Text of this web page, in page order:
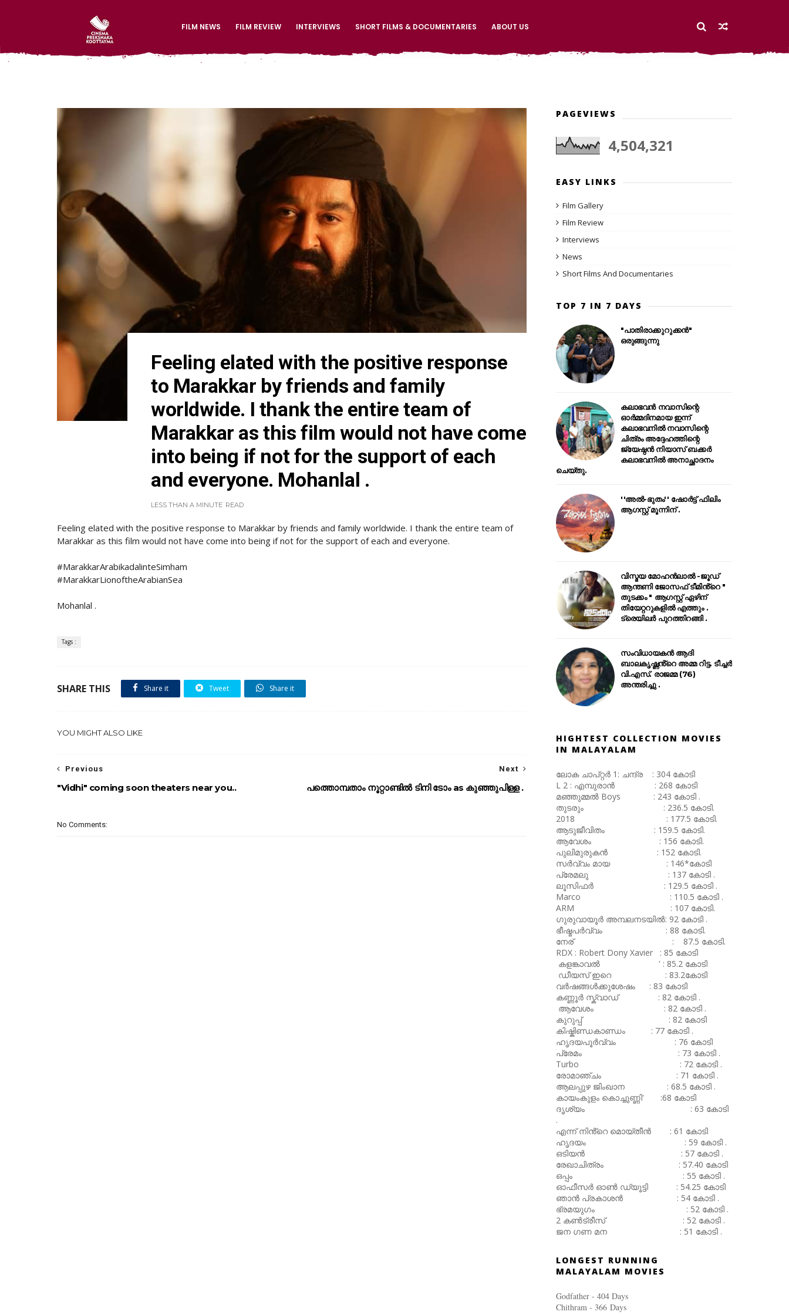
FILM NEWS FILM REVIEW INTERVIEWS SHORT FILMS & DOCUMENTARIES ABOUT US
Feeling elated with the positive response
to Marakkar by friends and family
worldwide. I thank the entire team of
Marakkar as this film would not have come
into being if not for the support of each
and everyone. Mohanlal .
LESS THAN A MINUTE READ
Feeling elated with the positive response to Marakkar by friends and family worldwide. I thank the entire team of
Marakkar as this film would not have come into being if not for the support of each and everyone.
#MarakkarArabikadalinteSimham
#MarakkarLionoftheArabianSea
Mohanlal .
Tags :
SHARE THIS Share it Tweet Share it
YOU MIGHT ALSO LIKE
Next
പത്തൊമ്പതാം നൂറ്റാണ്ടിൽ ടിനി ടോം as കുഞ്ഞുപിള്ള .
Previous
"Vidhi" coming soon theaters near you..
No Comments:
PAGEVIEWS
4,504,321
EASY LINKS
Film Gallery
Film Review
Interviews
News
Short Films And Documentaries
TOP 7 IN 7 DAYS
"പാതിരാക്കുറുക്കൻ"
ഒരുങ്ങുന്നു
കലാഭവൻ നവാസിന്റെ
ഓർമ്മദിനമായ ഇന്ന്
കലാഭവനിൽ നവാസിന്റെ
ചിത്രം അദ്ദേഹത്തിന്റെ
ജ്യേഷ്ഠൻ നിയാസ് ബക്കർ
കലാഭവനിൽ അനാച്ഛാദനം
ചെയ്തു.
''അൽ-ഭുതം'' ഷോർട്ട് ഫിലിം
ആഗസ്റ്റ് മൂന്നിന് .
വിസ്മയ മോഹൻലാൽ -ജൂഡ്
ആന്തണി ജോസഫ് ടീമിൻ്റെ "
തുടക്കം " ആഗസ്റ്റ് ഏഴിന്
തിയേറ്ററുകളിൽ എത്തും .
ട്രെയിലർ പുറത്തിറങ്ങി .
സംവിധായകൻ ആദി
ബാലകൃഷ്ണൻ്റെ അമ്മ റിട്ട. ടീച്ചർ
വി.എസ്. രാജമ്മ (76)
അന്തരിച്ചു .
HIGHTEST COLLECTION MOVIES
IN MALAYALAM
ലോക ചാപ്റ്റർ 1: ചന്ദ്ര : 304 കോടി
L 2 : എമ്പുരാൻ : 268 കോടി
മഞ്ഞുമ്മൽ Boys : 243 കോടി .
തുടരും : 236.5 കോടി.
2018 : 177.5 കോടി.
ആടുജീവിതം : 159.5 കോടി.
ആവേശം : 156 കോടി.
പുലിമുരുകൻ : 152 കോടി.
സർവ്വം മായ : 146*കോടി
പ്രേമലു : 137 കോടി .
ലൂസിഫർ : 129.5 കോടി .
Marco : 110.5 കോടി .
ARM : 107 കോടി.
ഗുരുവായൂർ അമ്പലനടയിൽ: 92 കോടി .
ഭീഷ്മപർവ്വം : 88 കോടി.
നേര് : 87.5 കോടി.
RDX : Robert Dony Xavier : 85 കോടി
കളങ്കാവൽ ' : 85.2 കോടി
ഡീയസ് ഇറെ : 83.2കോടി
വർഷങ്ങൾക്കുശേഷം : 83 കോടി
കണ്ണൂർ സ്ക്വാഡ് : 82 കോടി .
ആവേശം : 82 കോടി .
കുറുപ്പ് : 82 കോടി
കിഷ്കിണ്ഡകാണ്ഡം : 77 കോടി .
ഹൃദയപൂർവ്വം : 76 കോടി
പ്രേമം : 73 കോടി .
Turbo : 72 കോടി .
രോമാഞ്ചം : 71 കോടി .
ആലപ്പുഴ ജിംഖാന : 68.5 കോടി .
കായംകുളം കൊച്ചുണ്ണി' :68 കോടി
ദൃശ്യം : 63 കോടി
.
എന്ന് നിൻ്റെ മൊയ്തീൻ : 61 കോടി
ഹൃദയം : 59 കോടി .
ഒടിയൻ : 57 കോടി .
രേഖാചിത്രം : 57.40 കോടി
ഒപ്പം : 55 കോടി .
ഓഫീസർ ഓൺ ഡ്യൂട്ടി : 54.25 കോടി
ഞാൻ പ്രകാശൻ : 54 കോടി .
ഭ്രമയുഗം : 52 കോടി .
2 കൺട്രീസ് : 52 കോടി .
ജന ഗണ മന : 51 കോടി .
LONGEST RUNNING
MALAYALAM MOVIES
Godfather - 404 Days
Chithram - 366 Days